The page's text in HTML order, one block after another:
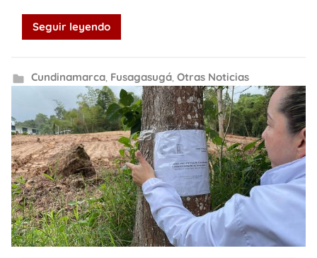
Seguir leyendo
Cundinamarca, Fusagasugá, Otras Noticias